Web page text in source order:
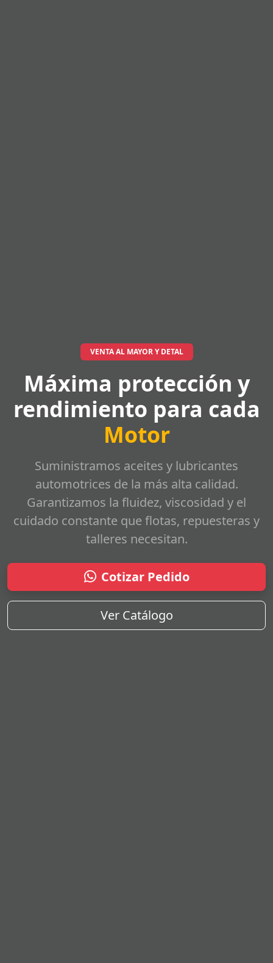
VENTA AL MAYOR Y DETAL
Máxima protección y
rendimiento para cada
Motor
Suministramos aceites y lubricantes
automotrices de la más alta calidad.
Garantizamos la fluidez, viscosidad y el
cuidado constante que flotas, repuesteras y
talleres necesitan.
Cotizar Pedido
Ver Catálogo